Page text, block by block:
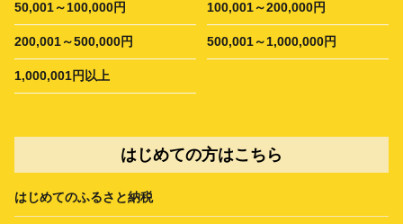
50,001～100,000円 100,001～200,000円
200,001～500,000円 500,001～1,000,000円
1,000,001円以上
はじめての方はこちら
はじめてのふるさと納税